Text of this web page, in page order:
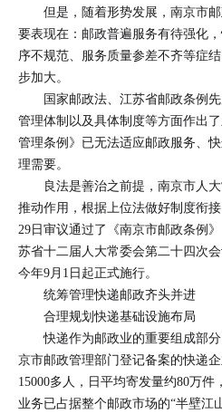
但是，随着形势发展，南京市
要表现在：邮政普遍服务有待强化
序不规范、服务质量参差不齐等症
步加大。
国家邮政法、江苏省邮政条例
管理体制以及具体制度等方面作出
管理条例》已无法适应邮政服务、
理需要。
良法是善治之前提，南京市人
推动作用，根据上位法做好制度衔
29日审议通过了《南京市邮政条例
苏省十二届人大常委会第二十四次
今年9月1日起正式施行。
统筹管理快递邮政齐头并进
合理规划快递基础设施布局
快递作为邮政业的重要组成部
京市邮政管理部门登记备案的快递
15000多人，日平均寄发量约80万
业务已占据整个邮政市场的“半壁江山